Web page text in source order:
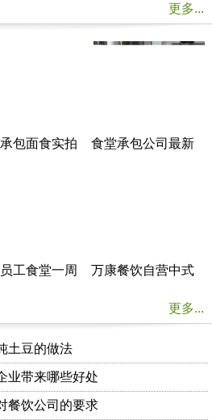
更多...
包面食实拍
食堂承包公司最新
工食堂一周
万康餐饮自营中式
更多...
土豆的做法
业带来哪些好处
餐饮公司的要求